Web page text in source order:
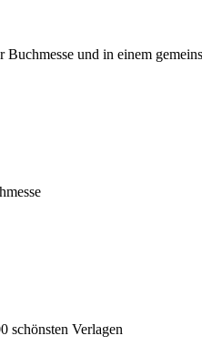
Buchmesse und in einem
schönsten Verlagen